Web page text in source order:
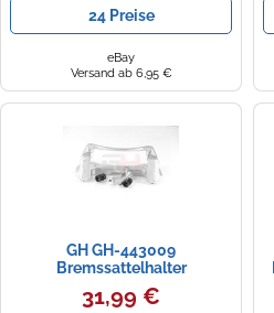
24 Preise
eBay
Versand ab 6,95 €
GH GH-443009
Bremssattelhalter
31,99 €